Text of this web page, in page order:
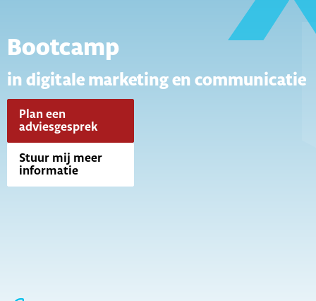
Bootcamp
in digitale marketing en communicatie
Plan een
adviesgesprek
Stuur mij meer
informatie